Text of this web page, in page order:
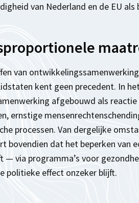
van Nederland en de EU
van
kent geen precedent. In
afgebouwd als
ernstige
processen. Van dergelijke
bovendien dat het beperken van
— via programma’s voor
politieke effect onzeker blijft.